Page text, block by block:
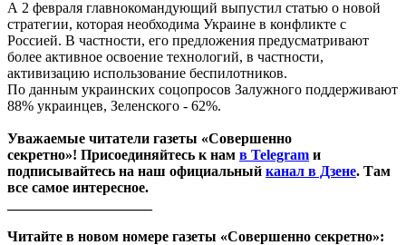
А 2 февраля главнокомандующий выпустил статью о новой
стратегии, которая необходима Украине в конфликте с
Россией. В частности, его предложения предусматривают
более активное освоение технологий, в частности,
активизацию использование беспилотников.
По данным украинских соцопросов Залужного поддерживают
88% украинцев, Зеленского - 62%.
Уважаемые читатели газеты «Совершенно
секретно»! Присоединяйтесь к нам в Telegram и
подписывайтесь на наш официальный канал в Дзене. Там
все самое интересное.
Читайте в новом номере газеты «Совершенно секретно»: